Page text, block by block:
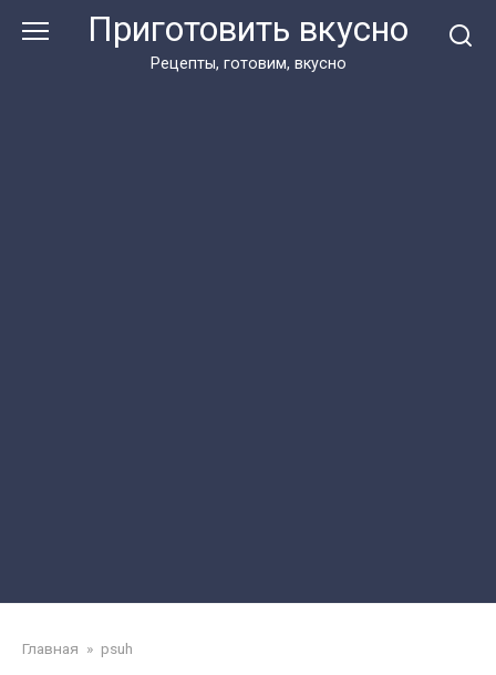
Приготовить вкусно
Рецепты, готовим, вкусно
Главная » psuh